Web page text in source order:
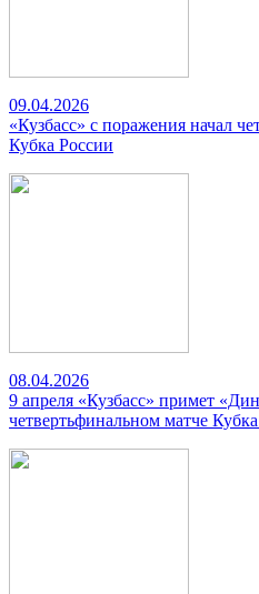
09.04.2026
«Кузбасс» с поражения начал
Кубка России
08.04.2026
9 апреля «Кузбасс» примет
четвертьфинальном матче